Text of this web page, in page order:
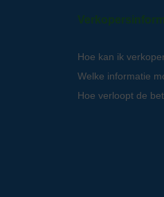
Hoe kan ik
Welke informatie
Hoe verloopt de